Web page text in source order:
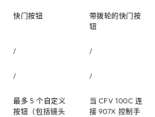
快门按钮
带拨轮的快门按
钮
/ /
/ /
最多 5 个自定义
按钮（包括镜头
当 CFV 100C 连
接 907X 控制手